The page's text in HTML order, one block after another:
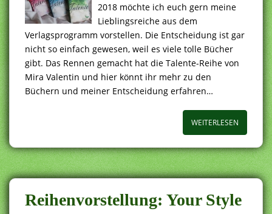
2018 möchte ich euch gern meine
Lieblingsreiche aus dem
Verlagsprogramm vorstellen. Die Entscheidung ist gar
nicht so einfach gewesen, weil es viele tolle Bücher
gibt. Das Rennen gemacht hat die Talente-Reihe von
Mira Valentin und hier könnt ihr mehr zu den
Büchern und meiner Entscheidung erfahren…
WEITERLESEN
Reihenvorstellung: Your Style